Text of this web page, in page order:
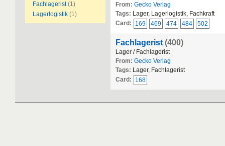
Fachlagerist (1)
Lagerlogistik (1)
From: Gecko Verlag
Tags: Lager, Lagerlogistik, Fachkraft
Card:
169 469 474 484 502
Fachlagerist (400)
Lager / Fachlagerist
From: Gecko Verlag
Tags: Lager, Fachlagerist
Card:
168